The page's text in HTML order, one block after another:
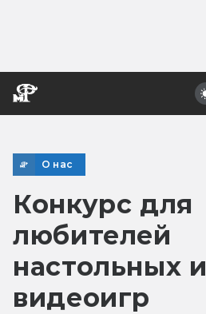
О нас
Конкурс для
любителей
настольных и
видеоигр